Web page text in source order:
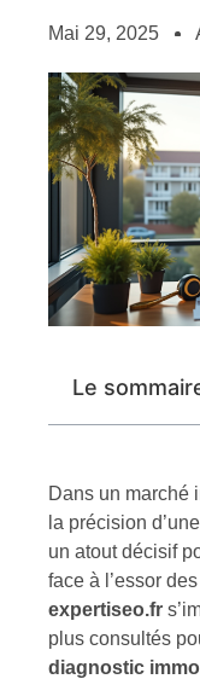
Mai 29, 2025
Le
Dans un marché
la précision d’une
un atout décisif
face à l’essor
expertiseo.fr
plus consultés
diagnostic